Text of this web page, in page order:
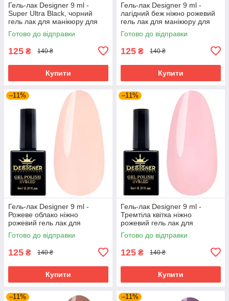
Гель-лак Designer 9 ml -
Super Ultra Black, чорний
гель лак для манікюру для
LED лампи, лак Дизайнер
Готово до відправки
125 ₴ 140 ₴
Купити
Гель-лак Designer 9 ml -
лагідний беж ніжно рожевий
гель лак для манікюру для
LED лампи, лак Дизайнер
Готово до відправки
125 ₴ 140 ₴
Купити
–11%
Гель-лак Designer 9 ml -
Рожеве облако ніжно
рожевий гель лак для
манікюру для LED лампи, лак
Дизайнер
Готово до відправки
125 ₴ 140 ₴
Купити
–11%
Гель-лак Designer 9 ml -
Тремтіла квітка ніжно
рожевий гель лак для
манікюру для LED лампи, лак
Дизайнер
Готово до відправки
125 ₴ 140 ₴
Купити
–11% –11%